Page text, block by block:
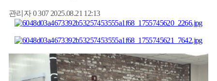
관리자 03072025.08.21 12:13